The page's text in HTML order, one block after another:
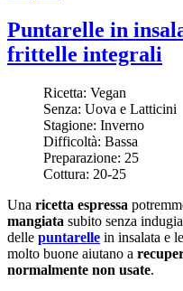
Puntarelle in
frittelle integrali
Ricetta: Vegan
Senza: Uova e Latticini
Stagione: Inverno
Difficoltà: Bassa
Preparazione: 25
Cottura: 20-25
Una ricetta espressa
mangiata subito senza
delle puntarelle in insalata e
molto buone aiutano a
normalmente non usate.